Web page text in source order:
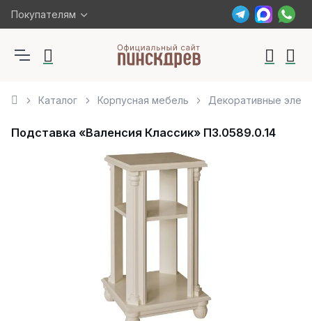
Покупателям
Каталог Корпусная мебель Декоративные
Подставка «Валенсия Классик» П3.0589.0.14